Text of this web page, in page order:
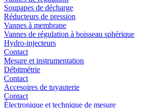
Soupapes de décharge
Réducteurs de pression
Vannes à membrane
Vannes de régulation à boisseau sphérique
Hydro-injecteurs
Contact
Mesure et instrumentation
Débitmétrie
Contact
Accesoires de tuyauterie
Contact
Électronique et technique de mesure